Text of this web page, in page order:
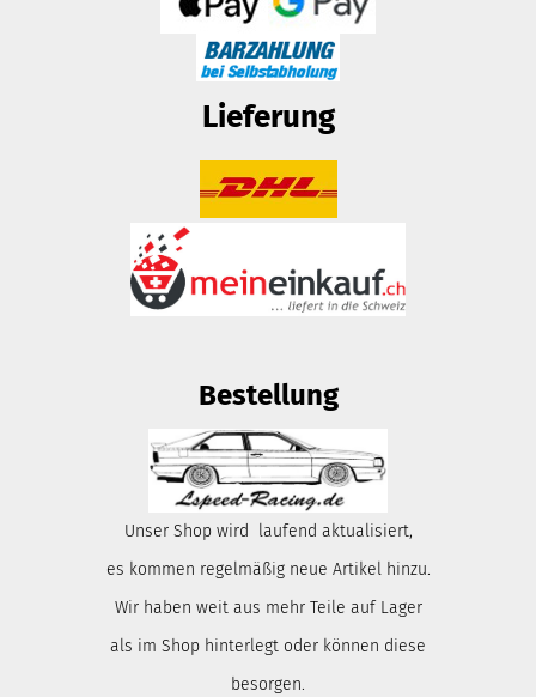
Lieferung
Bestellung
Unser Shop wird laufend aktualisiert,
es kommen regelmäßig neue Artikel hinzu.
Wir haben weit aus mehr Teile auf Lager
als im Shop hinterlegt oder können diese
besorgen.